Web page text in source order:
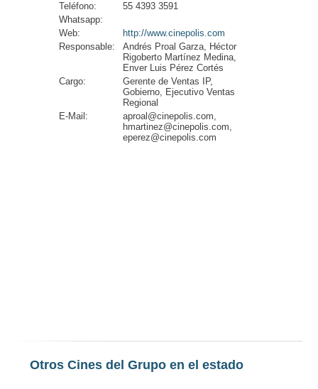
Teléfono:
55 4393 3591
Whatsapp:
Web:
http://www.cinepolis.com
Responsable:
Andrés Proal Garza, Héctor
Rigoberto Martínez Medina,
Enver Luis Pérez Cortés
Cargo:
Gerente de Ventas IP,
Gobierno, Ejecutivo Ventas
Regional
E-Mail:
aproal@cinepolis.com,
hmartinez@cinepolis.com,
eperez@cinepolis.com
Otros Cines del Grupo en el estado